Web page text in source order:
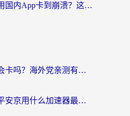
华为手机在国外用国内App卡到崩溃？这篇加速器指南帮你无缝刷剧打游戏
国外玩穿越火线会卡吗？海外党亲测有效的国服游戏加速指南
在欧洲玩决战！平安京用什么加速器最好用？2026实测有效的国服游戏加速指南